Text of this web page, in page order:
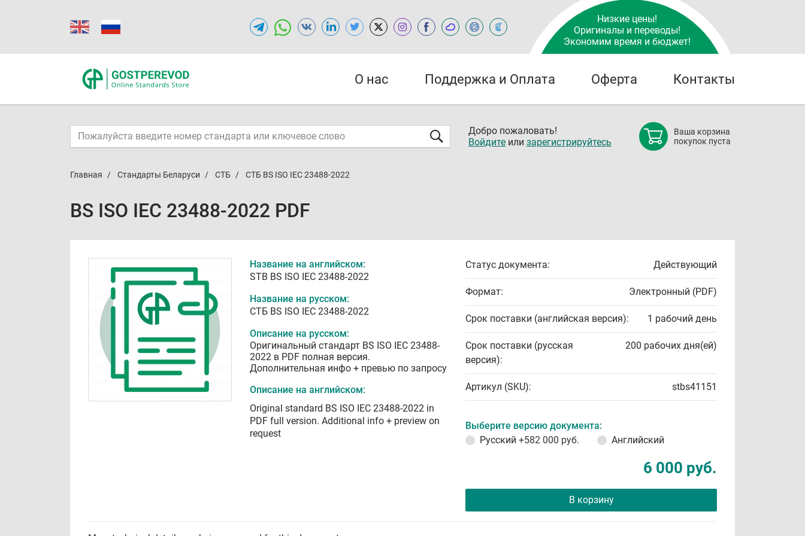
Низкие цены!
Оригиналы и переводы!
Экономим время и бюджет!
О нас Поддержка и Оплата Оферта Контакты
Добро пожаловать!
Войдите или зарегистрируйтесь
Ваша корзина
покупок пуста
Главная Стандарты Беларуси СТБ СТБ BS ISO IEC 23488-2022
BS ISO IEC 23488-2022 PDF
Название на английском:
STB BS ISO IEC 23488-2022
Название на русском:
СТБ BS ISO IEC 23488-2022
Описание на русском:
Оригинальный стандарт BS ISO IEC 23488-
2022 в PDF полная версия.
Дополнительная инфо + превью по запросу
Описание на английском:
Original standard BS ISO IEC 23488-2022 in
PDF full version. Additional info + preview on
request
Статус документа: Действующий
Формат: Электронный (PDF)
Срок поставки (английская версия): 1 рабочий день
Срок поставки (русская
версия):
200 рабочих дня(ей)
Артикул (SKU): stbs41151
Выберите версию документа:
Русский +582 000 руб. Английский
6 000 руб.
В корзину